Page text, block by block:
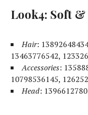
Look4: Soft
Hair:
13463776542,
Accessories:
10798536145,
Head: